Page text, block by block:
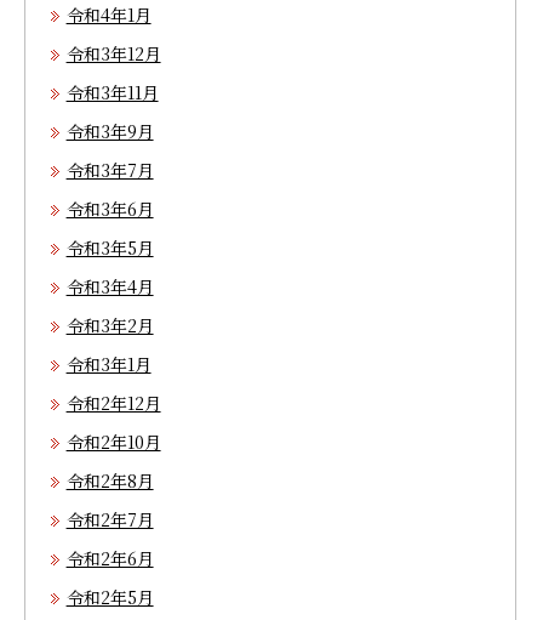
令和4年1月
令和3年12月
令和3年11月
令和3年9月
令和3年7月
令和3年6月
令和3年5月
令和3年4月
令和3年2月
令和3年1月
令和2年12月
令和2年10月
令和2年8月
令和2年7月
令和2年6月
令和2年5月